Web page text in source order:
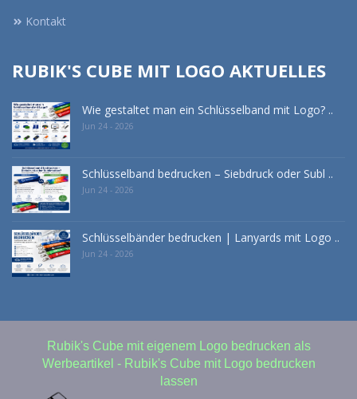
Kontakt
RUBIK'S CUBE MIT LOGO AKTUELLES
Wie gestaltet man ein Schlüsselband mit Logo? ..
Jun 24 - 2026
Schlüsselband bedrucken – Siebdruck oder Subl ..
Jun 24 - 2026
Schlüsselbänder bedrucken | Lanyards mit Logo ..
Jun 24 - 2026
Rubik's Cube mit eigenem Logo bedrucken als
Werbeartikel - Rubik's Cube mit Logo bedrucken
lassen